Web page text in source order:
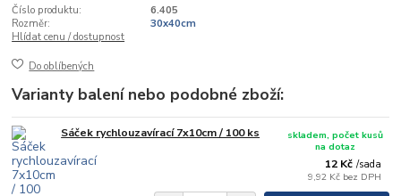
Číslo produktu:
6.405
Rozměr:
30x40cm
Hlídat cenu / dostupnost
Do oblíbených
Varianty balení nebo podobné zboží:
Sáček rychlouzavírací 7x10cm / 100 ks
12 Kč /sada
9,92 Kč bez DPH
skladem, počet kusů
na dotaz